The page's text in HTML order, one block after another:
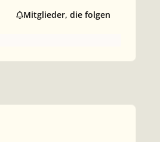
Mitglieder, die folgen